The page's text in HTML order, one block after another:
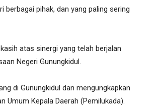
berbagai pihak, dan yang paling sering
atas sinergi yang telah berjalan
Negeri Gunungkidul.
di Gunungkidul dan mengungkapkan
Umum Kepala Daerah (Pemilukada).